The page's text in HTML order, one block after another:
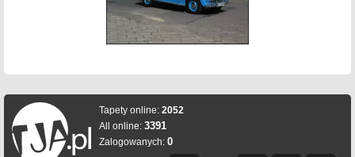
Tapety online: 2052
All online: 3391
Zalogowanych: 0